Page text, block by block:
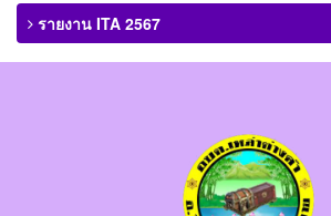
รายงาน ITA 2567